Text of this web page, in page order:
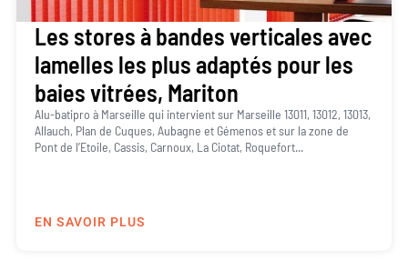
Les stores à bandes verticales avec
lamelles les plus adaptés pour les
baies vitrées, Mariton
Alu-batipro à Marseille qui intervient sur Marseille 13011, 13012, 13013,
Allauch, Plan de Cuques, Aubagne et Gémenos et sur la zone de
Pont de l’Etoile, Cassis, Carnoux, La Ciotat, Roquefort...
EN SAVOIR PLUS